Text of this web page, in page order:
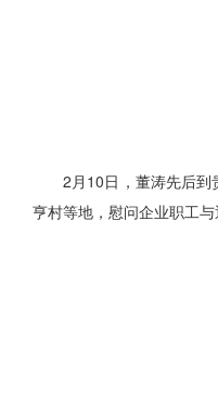
2月10日，董涛先后
亨村等地，慰问企业职工与